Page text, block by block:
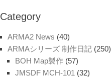
Category
ARMA2 News (40)
ARMAシリーズ 制作日記 (250)
BOH Map製作 (57)
JMSDF MCH-101 (32)